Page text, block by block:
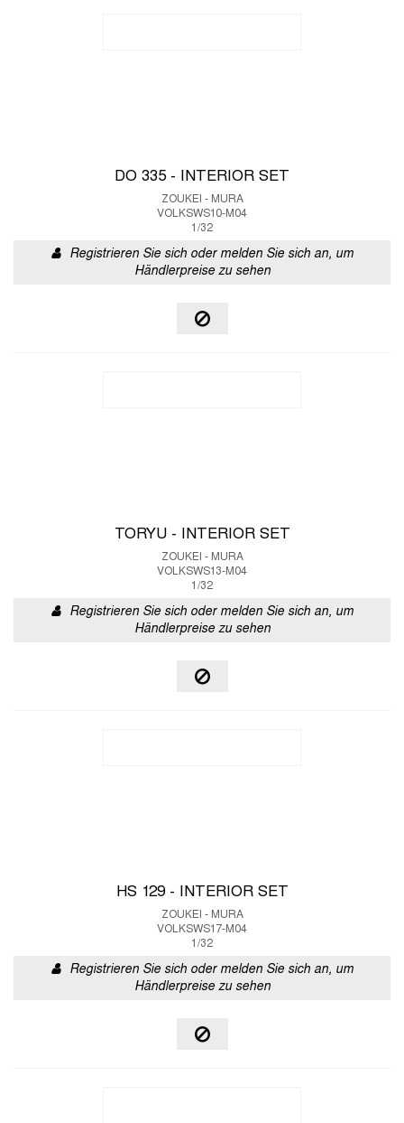
DO 335 - INTERIOR SET
ZOUKEI - MURA
VOLKSWS10-M04
1/32
Registrieren Sie sich oder melden Sie sich an, um
Händlerpreise zu sehen
TORYU - INTERIOR SET
ZOUKEI - MURA
VOLKSWS13-M04
1/32
Registrieren Sie sich oder melden Sie sich an, um
Händlerpreise zu sehen
HS 129 - INTERIOR SET
ZOUKEI - MURA
VOLKSWS17-M04
1/32
Registrieren Sie sich oder melden Sie sich an, um
Händlerpreise zu sehen